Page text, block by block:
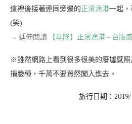
這裡後接著連同旁邊的正濱漁港一起
(笑)
→ 延伸閱讀
【基隆】正濱漁港 – 台
※雖然網路上看到很多很美的廢墟感
損嚴種，千萬不要貿然闖入進去。
旅行日期：